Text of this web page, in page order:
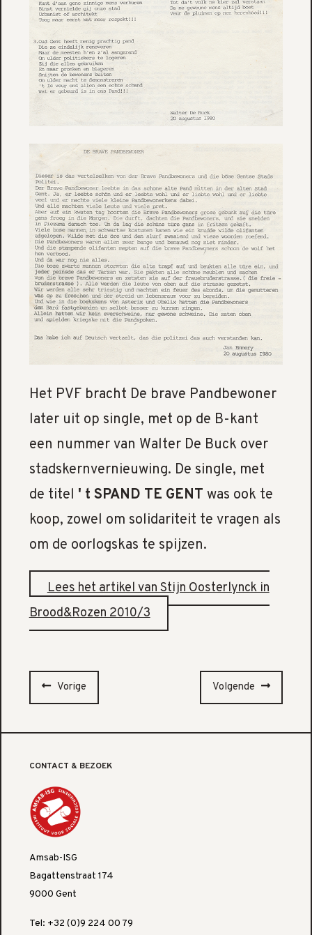
Het PVF bracht De brave Pandbewoner
later uit op single, met op de B-kant
een nummer van Walter De Buck over
stadskernvernieuwing. De single, met
de titel ' t SPAND TE GENT was ook te
koop, zowel om solidariteit te vragen als
om de oorlogskas te spijzen.
Lees het artikel van Stijn Oosterlynck in
Brood&Rozen 2010/3
Vorige Volgende
CONTACT & BEZOEK
Amsab-ISG
Bagattenstraat 174
9000 Gent
Tel: +32 (0)9 224 00 79